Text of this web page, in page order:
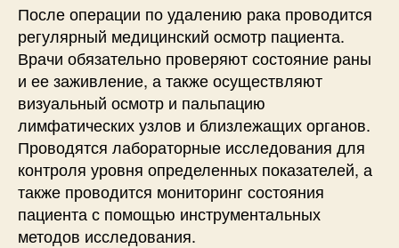
После операции по удалению рака проводится
регулярный медицинский осмотр пациента.
Врачи обязательно проверяют состояние раны
и ее заживление, а также осуществляют
визуальный осмотр и пальпацию
лимфатических узлов и близлежащих органов.
Проводятся лабораторные исследования для
контроля уровня определенных показателей, а
также проводится мониторинг состояния
пациента с помощью инструментальных
методов исследования.